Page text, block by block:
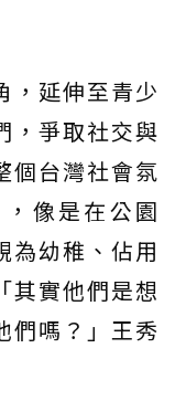
，延伸至青少
，爭取社交與
個台灣社會氛
像是在公園
為幼稚、佔用
其實他們是想
們嗎？」王秀